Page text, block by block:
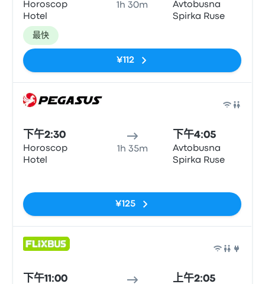
Horoscop
Hotel
1h 30m
Avtobusna
Spirka Ruse
最快
¥112
下午2:30
Horoscop
Hotel
1h 35m
下午4:05
Avtobusna
Spirka Ruse
¥125
下午11:00 上午2:05